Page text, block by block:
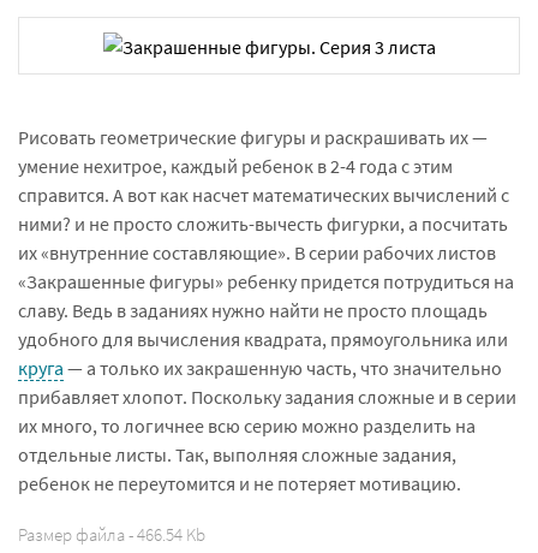
Рисовать геометрические фигуры и раскрашивать их —
умение нехитрое, каждый ребенок в 2-4 года с этим
справится. А вот как насчет математических вычислений с
ними? и не просто сложить-вычесть фигурки, а посчитать
их «внутренние составляющие». В серии рабочих листов
«Закрашенные фигуры» ребенку придется потрудиться на
славу. Ведь в заданиях нужно найти не просто площадь
удобного для вычисления квадрата, прямоугольника или
круга — а только их закрашенную часть, что значительно
прибавляет хлопот. Поскольку задания сложные и в серии
их много, то логичнее всю серию можно разделить на
отдельные листы. Так, выполняя сложные задания,
ребенок не переутомится и не потеряет мотивацию.
Размер файла - 466.54 Kb